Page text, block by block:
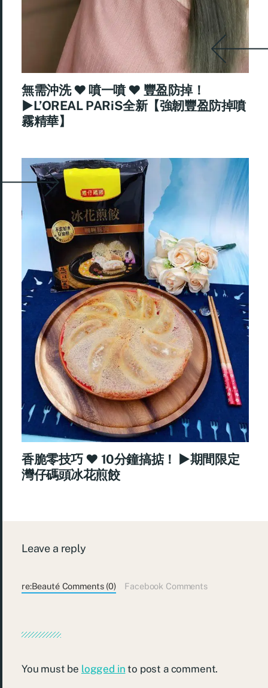
無需沖洗 ♥ 噴一噴 ♥ 豐盈防掉！
►L’OREAL PARiS全新【強韌豐盈防掉噴
霧精華】
香脆零技巧 ♥ 10分鐘搞掂！ ►期間限定
灣仔碼頭冰花煎餃
Leave a reply
re:Beauté Comments (0) Facebook Comments
You must be logged in to post a comment.